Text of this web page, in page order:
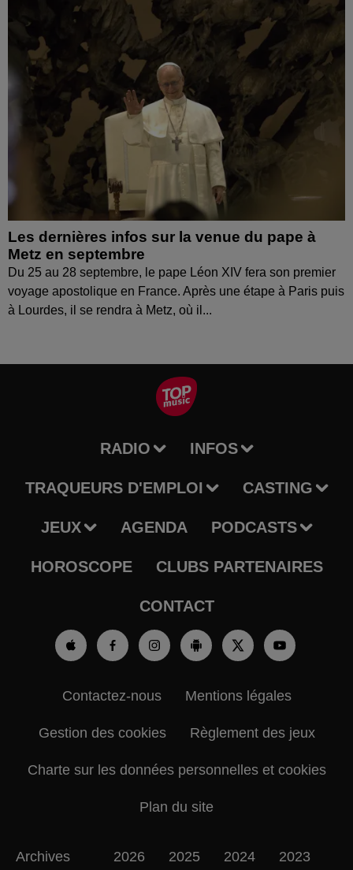
Les dernières infos sur la venue du pape à
Metz en septembre
Du 25 au 28 septembre, le pape Léon XIV fera son premier
voyage apostolique en France. Après une étape à Paris puis
à Lourdes, il se rendra à Metz, où il...
RADIO INFOS
TRAQUEURS D'EMPLOI CASTING
JEUX AGENDA PODCASTS
HOROSCOPE CLUBS PARTENAIRES
CONTACT
Contactez-nous Mentions légales
Gestion des cookies Règlement des jeux
Charte sur les données personnelles et cookies
Plan du site
Archives 2026 2025 2024 2023